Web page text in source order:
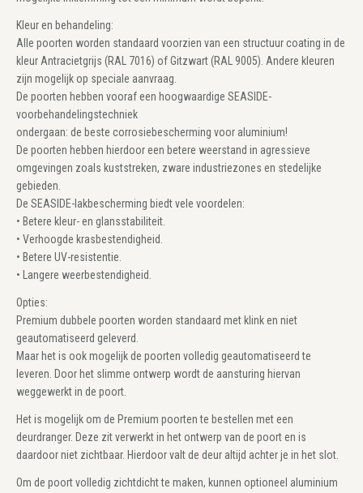
Kleur en behandeling:
Alle poorten worden standaard voorzien van een structuur coating in de
kleur Antracietgrijs (RAL 7016) of Gitzwart (RAL 9005). Andere kleuren
zijn mogelijk op speciale aanvraag.
De poorten hebben vooraf een hoogwaardige SEASIDE-
voorbehandelingstechniek
ondergaan: de beste corrosiebescherming voor aluminium!
De poorten hebben hierdoor een betere weerstand in agressieve
omgevingen zoals kuststreken, zware industriezones en stedelijke
gebieden.
De SEASIDE-lakbescherming biedt vele voordelen:
• Betere kleur- en glansstabiliteit.
• Verhoogde krasbestendigheid.
• Betere UV-resistentie.
• Langere weerbestendigheid.
Opties:
Premium dubbele poorten worden standaard met klink en niet
geautomatiseerd geleverd.
Maar het is ook mogelijk de poorten volledig geautomatiseerd te
leveren. Door het slimme ontwerp wordt de aansturing hiervan
weggewerkt in de poort.
Het is mogelijk om de Premium poorten te bestellen met een
deurdranger. Deze zit verwerkt in het ontwerp van de poort en is
daardoor niet zichtbaar. Hierdoor valt de deur altijd achter je in het slot.
Om de poort volledig zichtdicht te maken, kunnen optioneel aluminium